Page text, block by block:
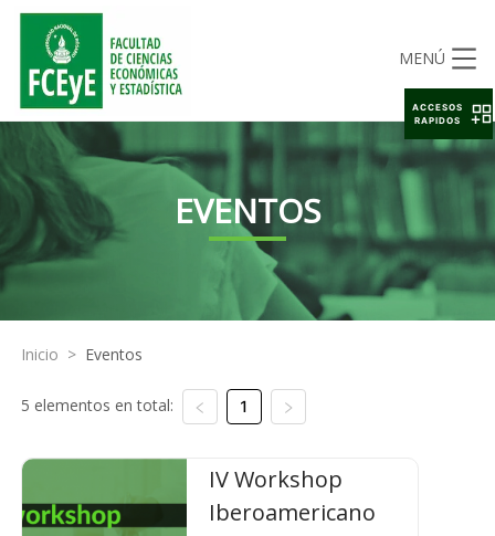
MENÚ
EVENTOS
Inicio > Eventos
5 elementos en total: 1
IV Workshop
Iberoamericano
ACCESOS
RAPIDOS